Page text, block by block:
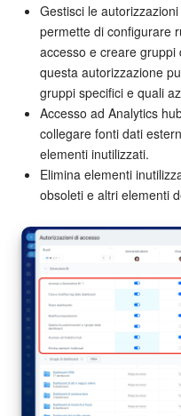
Gestisci le
permette di configurare
accesso e creare
questa autorizzazione
gruppi specifici e quali
Accesso ad Analytics
collegare fonti dati
elementi inutilizzati.
Elimina elementi
obsoleti e altri elementi